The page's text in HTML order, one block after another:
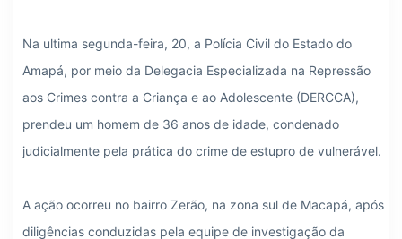
Na ultima segunda-feira, 20, a Polícia Civil do Estado do
Amapá, por meio da Delegacia Especializada na Repressão
aos Crimes contra a Criança e ao Adolescente (DERCCA),
prendeu um homem de 36 anos de idade, condenado
judicialmente pela prática do crime de estupro de vulnerável.
A ação ocorreu no bairro Zerão, na zona sul de Macapá, após
diligências conduzidas pela equipe de investigação da